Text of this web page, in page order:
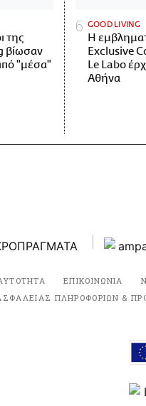
της
βίωσαν
"μέσα"
GOOD LIVING
Η
Exclusive
Le Labo
Αθήνα
ΕΠΙΚΟΙΝΩΝΙΑ
ΠΛΗΡΟΦΟΡΙΩΝ &